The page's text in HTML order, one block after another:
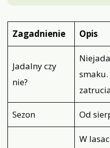
Zagadnienie Opis
Jadalny czy
nie?
Sezon Od
W